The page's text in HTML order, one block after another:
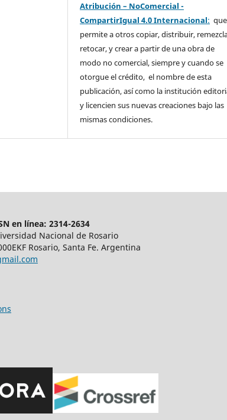
Atribución – NoComercial -
CompartirIgual 4.0 Internacional: que
permite a otros copiar, distribuir,
retocar, y crear a partir de una obra de
modo no comercial, siempre y cuando se
otorgue el crédito, el nombre de esta
publicación, así como la institución
y licencien sus nuevas creaciones bajo las
mismas condiciones.
en línea: 2314-2634
Nacional de Rosario
Rosario, Santa Fe. Argentina